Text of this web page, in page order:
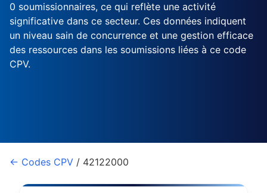
0 soumissionnaires, ce qui reflète une activité
significative dans ce secteur. Ces données indiquent
un niveau sain de concurrence et une gestion efficace
des ressources dans les soumissions liées à ce code
CPV.
← Codes CPV / 42122000